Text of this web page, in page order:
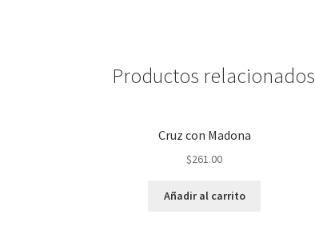
Productos relacionados
Cruz con Madona
$261.00
Añadir al carrito